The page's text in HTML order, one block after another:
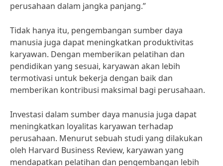
perusahaan dalam jangka panjang.”
Tidak hanya itu, pengembangan sumber daya
manusia juga dapat meningkatkan produktivitas
karyawan. Dengan memberikan pelatihan dan
pendidikan yang sesuai, karyawan akan lebih
termotivasi untuk bekerja dengan baik dan
memberikan kontribusi maksimal bagi perusahaan.
Investasi dalam sumber daya manusia juga dapat
meningkatkan loyalitas karyawan terhadap
perusahaan. Menurut sebuah studi yang dilakukan
oleh Harvard Business Review, karyawan yang
mendapatkan pelatihan dan pengembangan lebih